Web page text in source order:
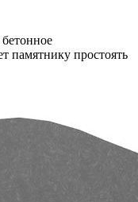
памятнику простоять